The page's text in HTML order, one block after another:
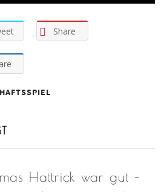
Share
Hattrick war gut –